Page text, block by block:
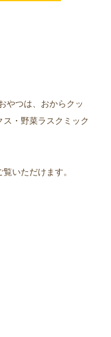
やつは、おからクッ
・野菜ラスクミック
いただけます。